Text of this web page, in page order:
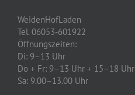
WeidenHofLaden
Tel. 06053-601922
Öffnungszeiten:
Di: 9–13 Uhr
Do + Fr: 9–13 Uhr + 15–18 Uhr
Sa: 9.00–13.00 Uhr